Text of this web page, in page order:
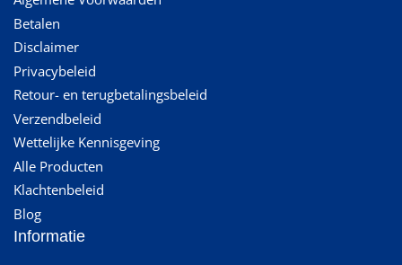
Betalen
Disclaimer
Privacybeleid
Retour- en terugbetalingsbeleid
Verzendbeleid
Wettelijke Kennisgeving
Alle Producten
Klachtenbeleid
Blog
Informatie